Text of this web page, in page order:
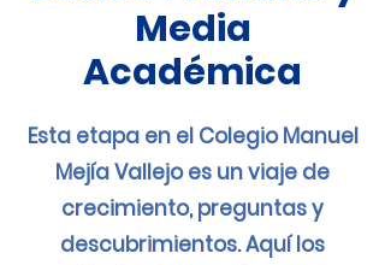
Media
Académica
Esta etapa en el Colegio Manuel
Mejía Vallejo es un viaje de
crecimiento, preguntas y
descubrimientos. Aquí los